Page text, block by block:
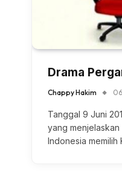
Drama
Chappy Hakim
Tanggal 9 Juni
yang
Indonesia memilih